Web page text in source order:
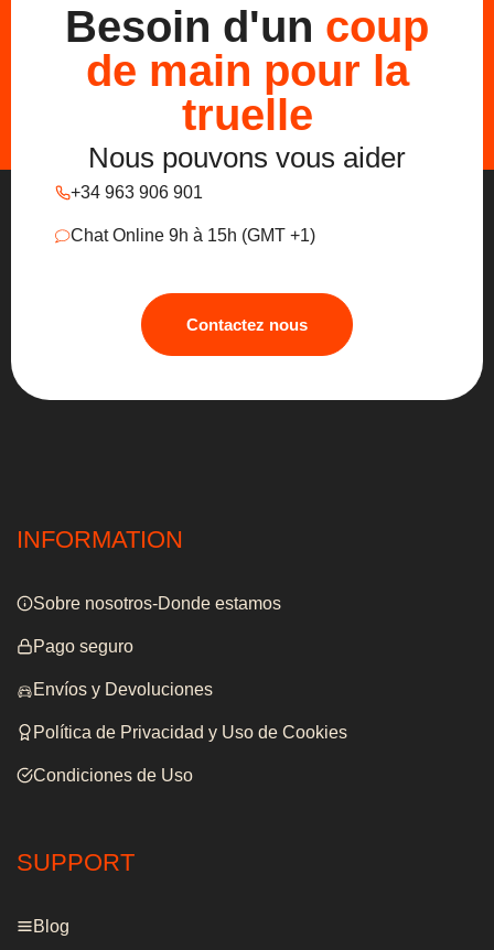
Besoin d'un coup
de main pour la
truelle
Nous pouvons vous aider
+34 963 906 901
Chat Online 9h à 15h (GMT +1)
Contactez nous
INFORMATION
Sobre nosotros-Donde estamos
Pago seguro
Envíos y Devoluciones
Política de Privacidad y Uso de Cookies
Condiciones de Uso
SUPPORT
Blog